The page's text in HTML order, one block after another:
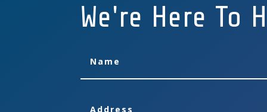
We're Here To